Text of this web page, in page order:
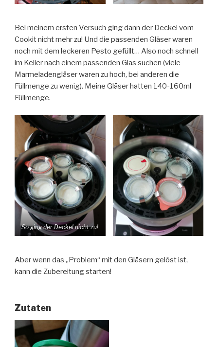
Bei meinem ersten Versuch ging dann der Deckel vom
Cookit nicht mehr zu! Und die passenden Gläser waren
noch mit dem leckeren Pesto gefüllt… Also noch schnell
im Keller nach einem passenden Glas suchen (viele
Marmeladengläser waren zu hoch, bei anderen die
Füllmenge zu wenig). Meine Gläser hatten 140-160ml
Füllmenge.
So ging der Deckel nicht zu!
Aber wenn das „Problem“ mit den Gläsern gelöst ist,
kann die Zubereitung starten!
Zutaten